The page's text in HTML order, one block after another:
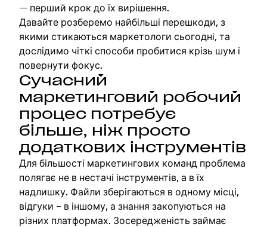
— перший крок до їх вирішення.
Давайте розберемо найбільші перешкоди, з
якими стикаються маркетологи сьогодні, та
дослідимо чіткі способи пробитися крізь шум і
повернути фокус.
Сучасний
маркетинговий робочий
процес потребує
більше, ніж просто
додаткових інструментів
Для більшості маркетингових команд проблема
полягає не в нестачі інструментів, а в їх
надлишку. Файли зберігаються в одному місці,
відгуки – в іншому, а знання закопуються на
різних платформах. Зосередженість займає